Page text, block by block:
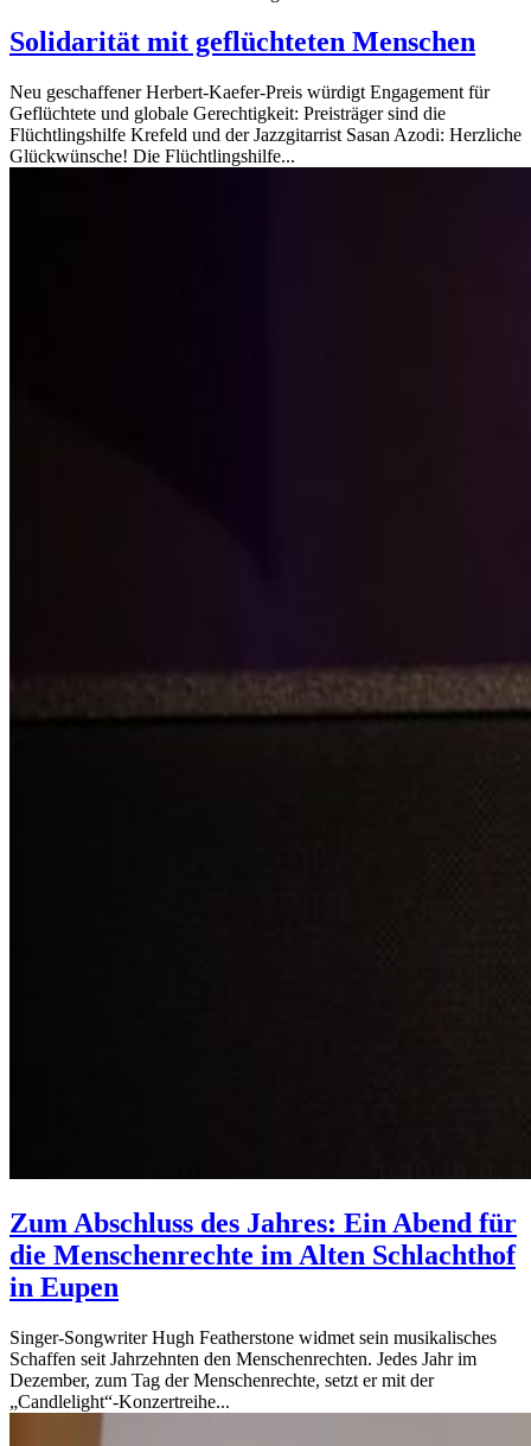
Solidarität mit geflüchteten Menschen
Neu geschaffener Herbert-Kaefer-Preis würdigt Engagement für
Geflüchtete und globale Gerechtigkeit: Preisträger sind die
Flüchtlingshilfe Krefeld und der Jazzgitarrist Sasan Azodi: Herzliche
Glückwünsche! Die Flüchtlingshilfe...
Zum Abschluss des Jahres: Ein Abend für
die Menschenrechte im Alten Schlachthof
in Eupen
Singer-Songwriter Hugh Featherstone widmet sein musikalisches
Schaffen seit Jahrzehnten den Menschenrechten. Jedes Jahr im
Dezember, zum Tag der Menschenrechte, setzt er mit der
„Candlelight“-Konzertreihe...